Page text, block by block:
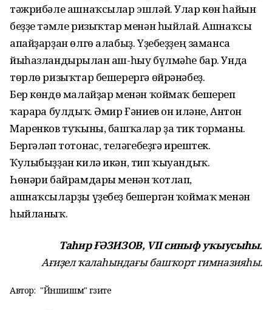
тәжрибәле ашнаҡсылар эшләй. Улар көн һайын
беҙҙе тәмле ризыҡтар менән һыйлай. Ашнаҡсы
апайҙарҙан өлгө алабыҙ. Үҙебеҙҙең заманса
йыһазландырылған аш-һыу бүлмәһе бар. Унда
төрлө ризыҡтар бешерергә өйрәнәбеҙ.
Бер көндө малайҙар менән ҡоймаҡ бешереп
ҡарарға булдыҡ. Әмир Ғәниев он иләне, Антон
Маренков туҡыны, башҡалар ҙа тик торманы.
Бергәләп тотонғас, теләгебеҙгә ирештек.
Ҡулыбыҙҙан килә икән, тип ҡыуандыҡ.
Һөнәри байрамдары менән ҡотлап,
ашнаҡсыларҙы үҙебеҙ бешергән ҡоймаҡ менән
һыйланыҡ.
Таһир ҒӘЗИЗОВ, VII синыф уҡыусыһы.
Ағиҙел ҡалаһындағы башҡорт гимназияһы.
Автор: "Йәншишмә" гәзите